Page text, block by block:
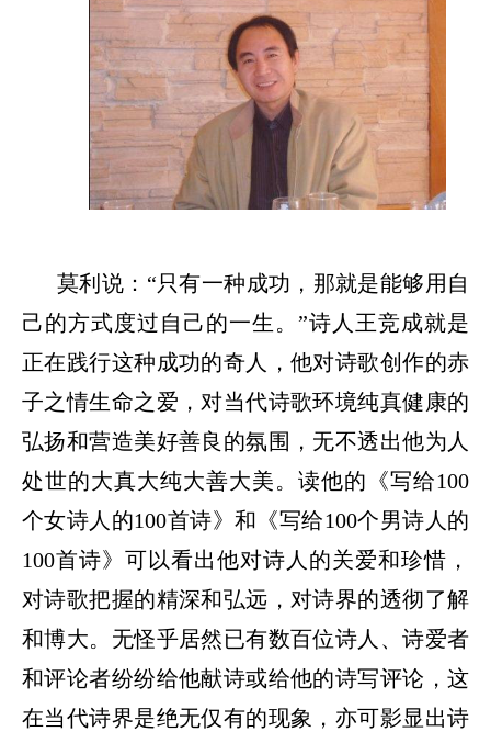
莫利说： “只有一种成功，那就是能够用自
己的方式度过自己的一生。”诗人王竞成就是
正在践行这种成功的奇人，他对诗歌创作的赤
子之情生命之爱，对当代诗歌环境纯真健康的
弘扬和营造美好善良的氛围，无不透出他为人
处世的大真大纯大善大美。读他的《写给100
个女诗人的100首诗》和《写给100个男诗人的
100首诗》可以看出他对诗人的关爱和珍惜，
对诗歌把握的精深和弘远，对诗界的透彻了解
和博大。无怪乎居然已有数百位诗人、诗爱者
和评论者纷纷给他献诗或给他的诗写评论，这
在当代诗界是绝无仅有的现象，亦可影显出诗